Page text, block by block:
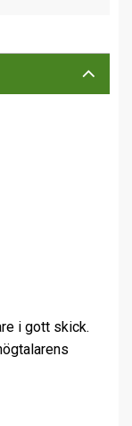
i gott skick.